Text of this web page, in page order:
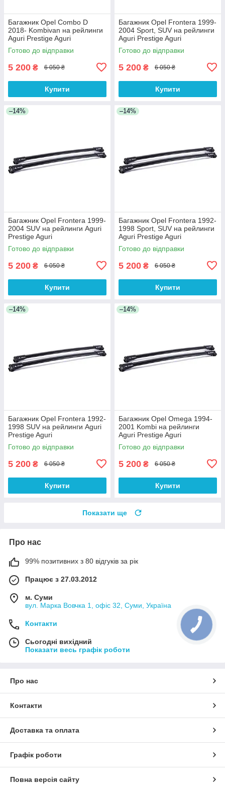
Багажник Opel Combo D
2018- Kombivan на рейлинги
Aguri Prestige Aguri
Готово до відправки
5 200 ₴ 6 050 ₴
Купити
Багажник Opel Frontera 1999-
2004 Sport, SUV на рейлинги
Aguri Prestige Aguri
Готово до відправки
5 200 ₴ 6 050 ₴
Купити
–14%
Багажник Opel Frontera 1999-
2004 SUV на рейлинги Aguri
Prestige Aguri
Готово до відправки
5 200 ₴ 6 050 ₴
Купити
–14%
Багажник Opel Frontera 1992-
1998 Sport, SUV на рейлинги
Aguri Prestige Aguri
Готово до відправки
5 200 ₴ 6 050 ₴
Купити
–14%
Багажник Opel Frontera 1992-
1998 SUV на рейлинги Aguri
Prestige Aguri
Готово до відправки
5 200 ₴ 6 050 ₴
Купити
–14%
Багажник Opel Omega 1994-
2001 Kombi на рейлинги
Aguri Prestige Aguri
Готово до відправки
5 200 ₴ 6 050 ₴
Купити
Показати ще
Про нас
99% позитивних з 80 відгуків за рік
Працює з 27.03.2012
м. Суми
вул. Марка Вовчка 1, офіс 32, Суми, Україна
Контакти
Сьогодні вихідний
Показати весь графік роботи
Про нас
Контакти
Доставка та оплата
Графік роботи
Повна версія сайту